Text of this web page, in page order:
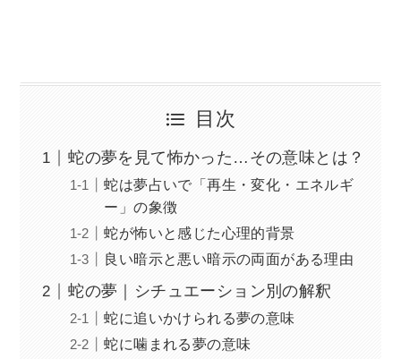
目次
蛇の夢を見て怖かった…その意味とは？
蛇は夢占いで「再生・変化・エネルギ
ー」の象徴
蛇が怖いと感じた心理的背景
良い暗示と悪い暗示の両面がある理由
蛇の夢｜シチュエーション別の解釈
蛇に追いかけられる夢の意味
蛇に噛まれる夢の意味